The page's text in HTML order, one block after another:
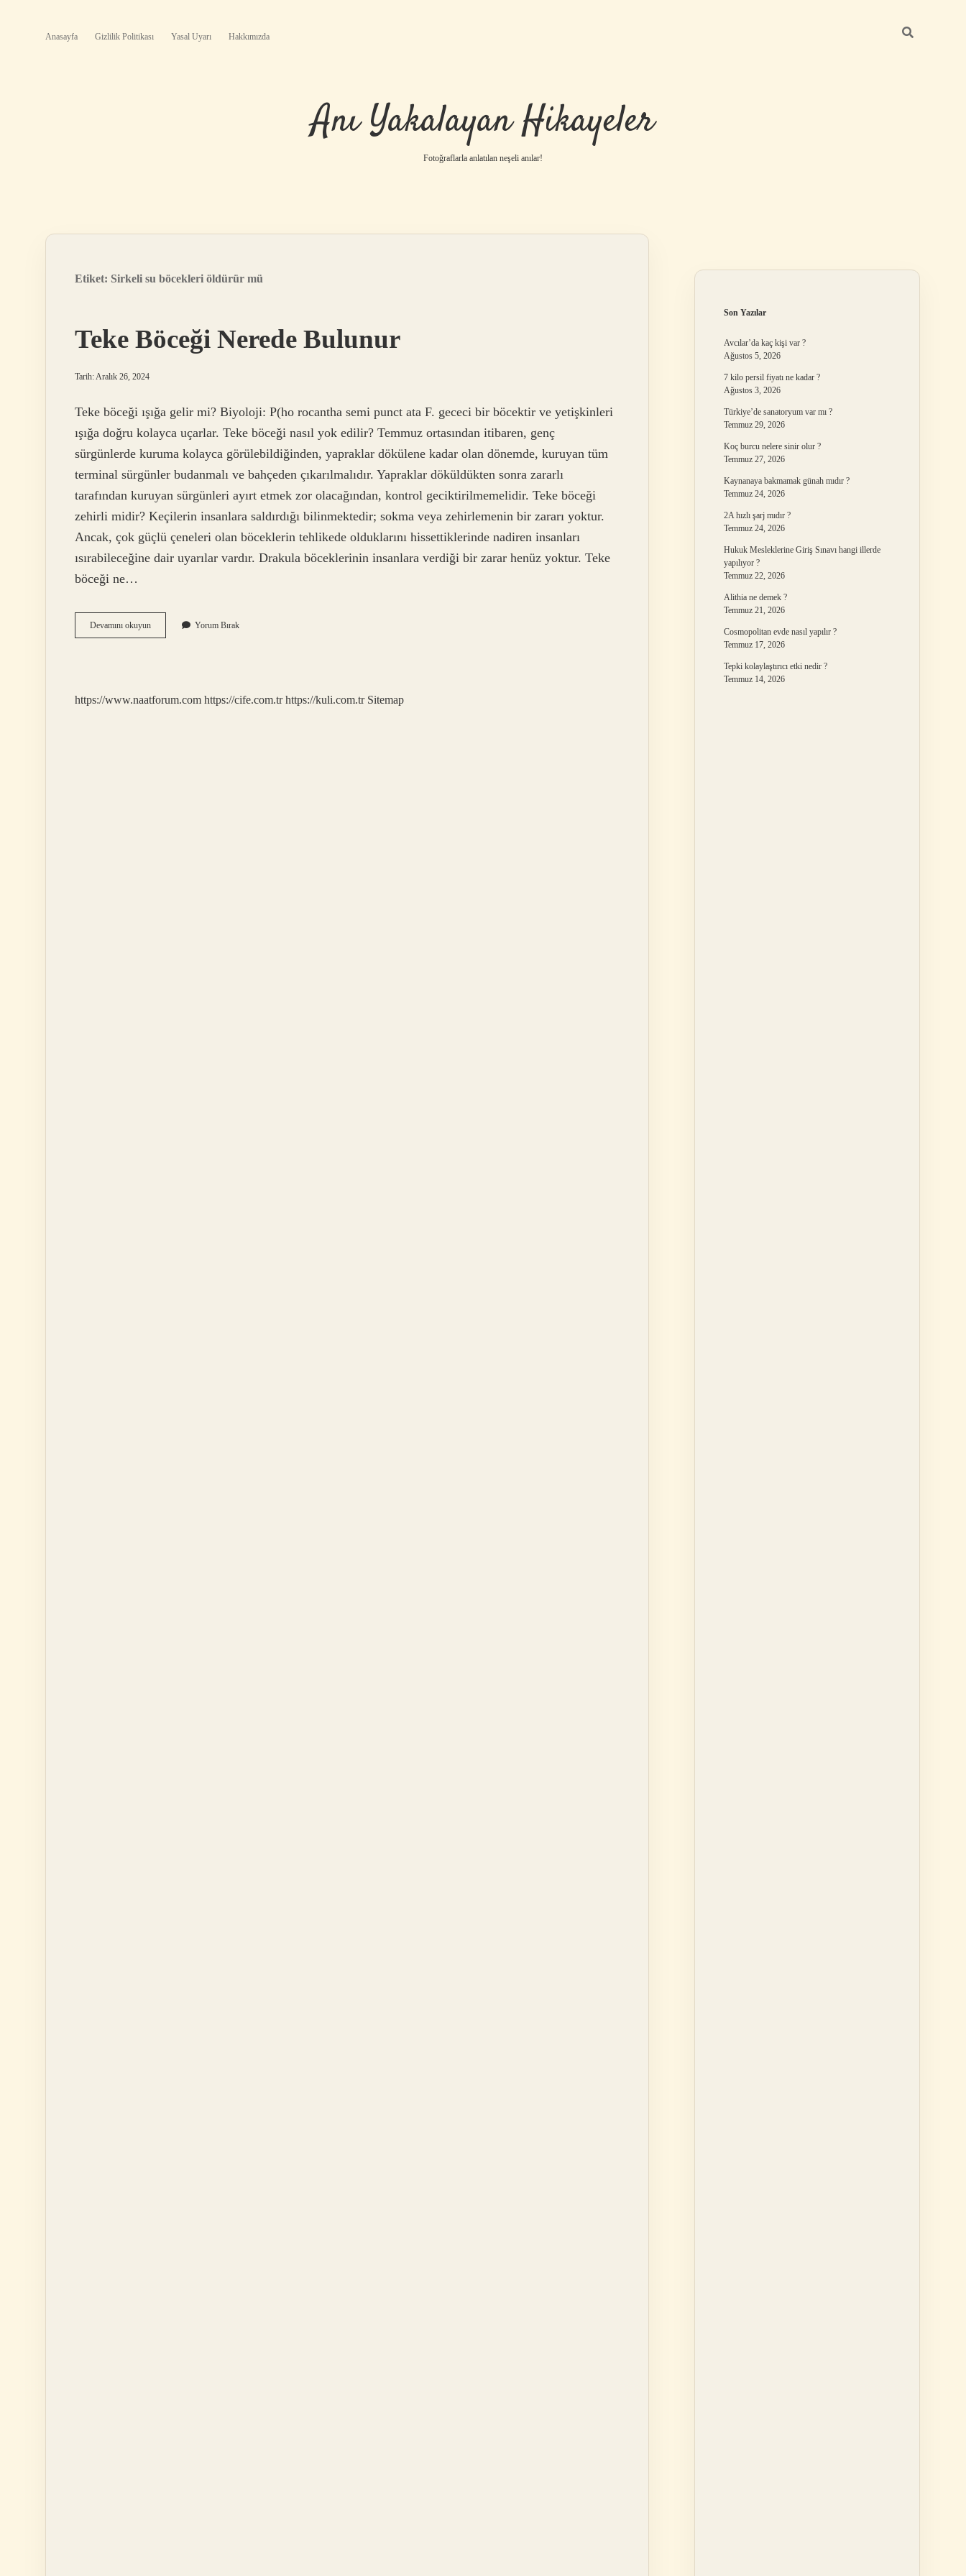
Anasayfa Gizlilik Politikası Yasal Uyarı Hakkımızda
Anı Yakalayan Hikayeler
Fotoğraflarla anlatılan neşeli anılar!
Etiket: Sirkeli su böcekleri öldürür mü
Teke Böceği Nerede Bulunur
Tarih: Aralık 26, 2024
Teke böceği ışığa gelir mi? Biyoloji: P(ho rocantha semi punct ata F. gececi bir böcektir ve yetişkinleri
ışığa doğru kolayca uçarlar. Teke böceği nasıl yok edilir? Temmuz ortasından itibaren, genç
sürgünlerde kuruma kolayca görülebildiğinden, yapraklar dökülene kadar olan dönemde, kuruyan tüm
terminal sürgünler budanmalı ve bahçeden çıkarılmalıdır. Yapraklar döküldükten sonra zararlı
tarafından kuruyan sürgünleri ayırt etmek zor olacağından, kontrol geciktirilmemelidir. Teke böceği
zehirli midir? Keçilerin insanlara saldırdığı bilinmektedir; sokma veya zehirlemenin bir zararı yoktur.
Ancak, çok güçlü çeneleri olan böceklerin tehlikede olduklarını hissettiklerinde nadiren insanları
ısırabileceğine dair uyarılar vardır. Drakula böceklerinin insanlara verdiği bir zarar henüz yoktur. Teke
böceği ne…
Devamını okuyunTeke
Böceği
Yorum Bırak
https://www.naatforum.com https://cife.com.tr https://kuli.com.tr Sitemap
Son Yazılar
Avcılar’da kaç kişi var ?
Ağustos 5, 2026
7 kilo persil fiyatı ne kadar ?
Ağustos 3, 2026
Türkiye’de sanatoryum var mı ?
Temmuz 29, 2026
Koç burcu nelere sinir olur ?
Temmuz 27, 2026
Kaynanaya bakmamak günah mıdır ?
Temmuz 24, 2026
2A hızlı şarj mıdır ?
Temmuz 24, 2026
Hukuk Mesleklerine Giriş Sınavı hangi illerde
yapılıyor ?
Temmuz 22, 2026
Alithia ne demek ?
Temmuz 21, 2026
Cosmopolitan evde nasıl yapılır ?
Temmuz 17, 2026
Tepki kolaylaştırıcı etki nedir ?
Temmuz 14, 2026